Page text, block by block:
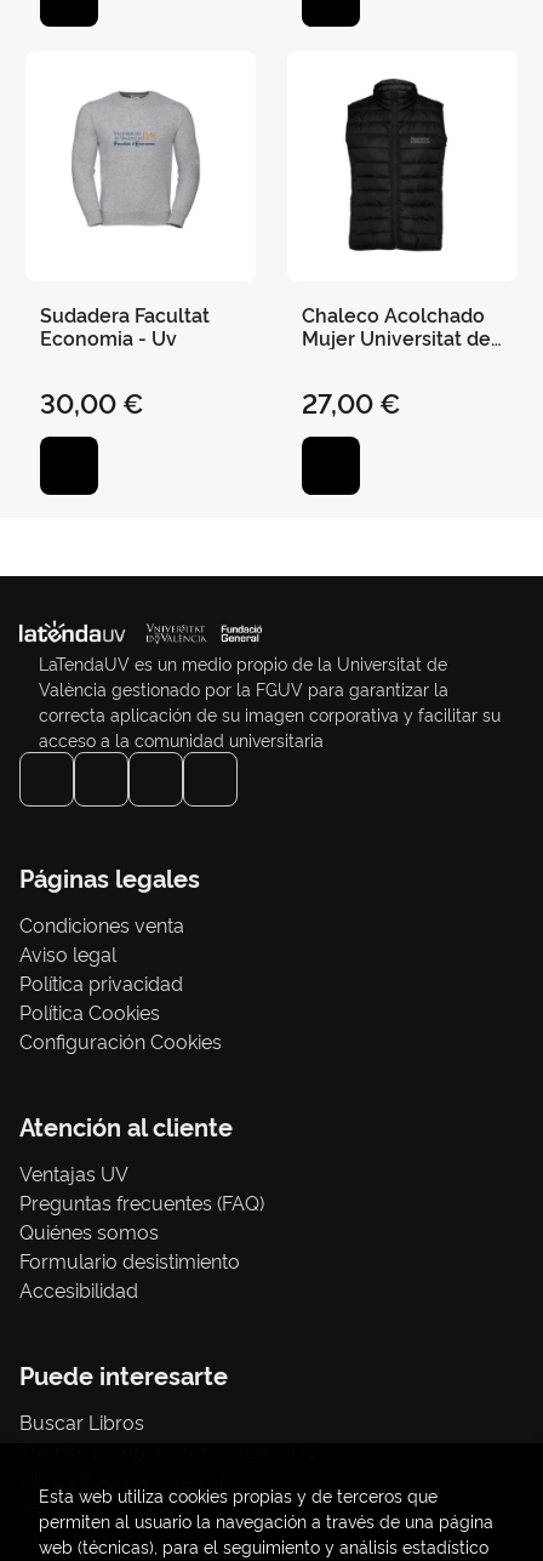
Sudadera Facultat
Economia - Uv
30,00 €
Chaleco Acolchado
Mujer Universitat de
27,00 €
LaTendaUV es un medio propio de la Universitat de
València gestionado por la FGUV para garantizar la
correcta aplicación de su imagen corporativa y facilitar su
acceso a la comunidad universitaria
Páginas legales
Condiciones venta
Aviso legal
Política privacidad
Política Cookies
Configuración Cookies
Atención al cliente
Ventajas UV
Preguntas frecuentes (FAQ)
Quiénes somos
Formulario desistimiento
Accesibilidad
Puede interesarte
Buscar Libros
Papelería / material oficina
Consumo Sostenible
Esta web utiliza cookies propias y de terceros que
permiten al usuario la navegación a través de una página
web (técnicas), para el seguimiento y análisis estadístico